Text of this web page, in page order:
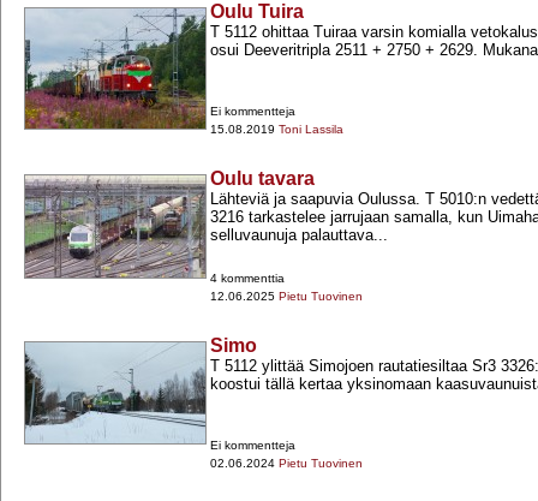
Oulu Tuira
T 5112 ohittaa Tuiraa varsin komialla
osui Deeveritripla 2511 +​ 2750 +​ 2629.
Ei kommentteja
15.08.2019 Toni Lassila
Oulu tavara
Lähteviä ja saapuvia Oulussa. T 5010:n
3216 tarkastelee jarrujaan samalla, kun
selluvaunuja palauttava...
4 kommenttia
12.06.2025 Pietu Tuovinen
Simo
T 5112 ylittää Simojoen rautatiesiltaa Sr3
koostui tällä kertaa yksinomaan
Ei kommentteja
02.06.2024 Pietu Tuovinen